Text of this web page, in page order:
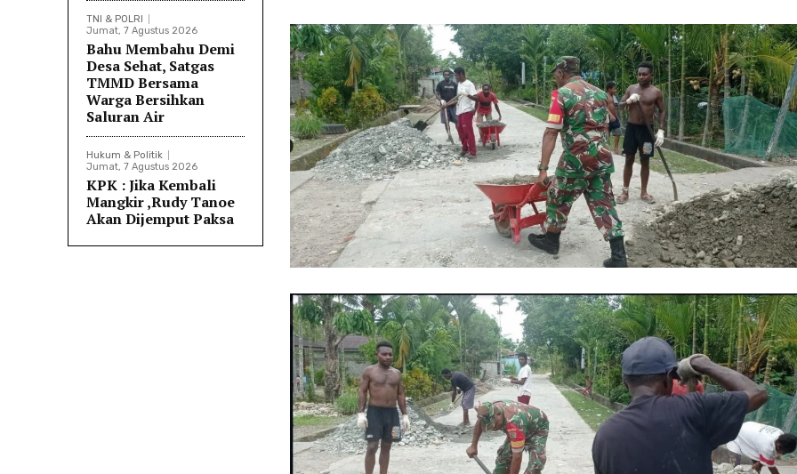
TNI & POLRI
Jumat, 7 Agustus 2026
Bahu Membahu Demi
Desa Sehat, Satgas
TMMD Bersama
Warga Bersihkan
Saluran Air
Hukum & Politik
Jumat, 7 Agustus 2026
KPK : Jika Kembali
Mangkir ,Rudy Tanoe
Akan Dijemput Paksa